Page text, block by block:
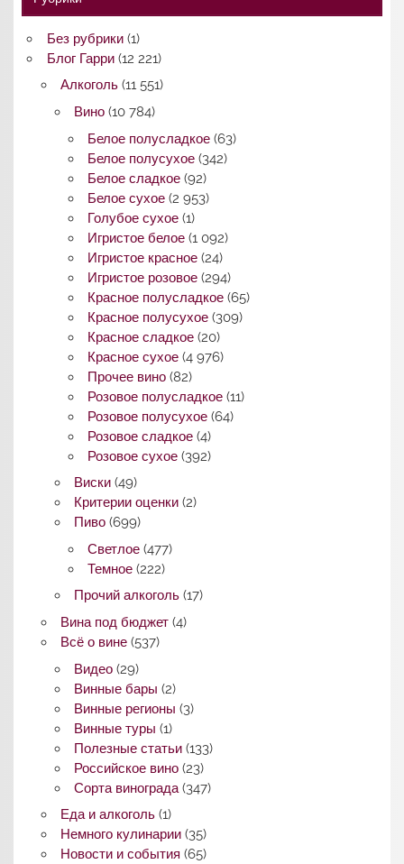
Без рубрики(1)
Блог Гарри(12 221)
Алкоголь(11 551)
Вино(10 784)
Белое полусладкое (63)
Белое полусухое (342)
Белое сладкое (92)
Белое сухое (2 953)
Голубое сухое (1)
Игристое белое (1 092)
Игристое красное (24)
Игристое розовое (294)
Красное полусладкое (65)
Красное полусухое (309)
Красное сладкое (20)
Красное сухое (4 976)
Прочее вино (82)
Розовое полусладкое (11)
Розовое полусухое (64)
Розовое сладкое (4)
Розовое сухое (392)
Виски(49)
Критерии оценки(2)
Пиво(699)
Светлое (477)
Темное (222)
Прочий алкоголь(17)
Вина под бюджет(4)
Всё о вине(537)
Видео(29)
Винные бары (2)
Винные регионы (3)
Винные туры (1)
Полезные статьи(133)
Российское вино(23)
Сорта винограда(347)
Еда и алкоголь(1)
Немного кулинарии(35)
Новости и события (65)